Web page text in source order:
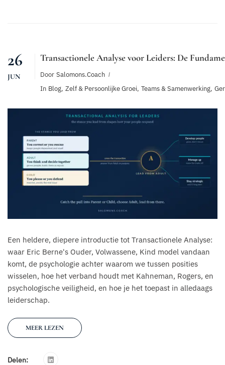
26
JUN
Transactionele Analyse voor Leiders: De
Door Salomons.coach
In Blog, Zelf & Persoonlijke Groei, Teams & Samenwerking,
Een heldere, diepere introductie tot Transactionele Analyse:
waar Eric Berne's Ouder, Volwassene, Kind model vandaan
komt, de psychologie achter waarom we tussen posities
wisselen, hoe het verband houdt met Kahneman, Rogers, en
psychologische veiligheid, en hoe je het toepast in alledaags
leiderschap.
MEER LEZEN
Delen: